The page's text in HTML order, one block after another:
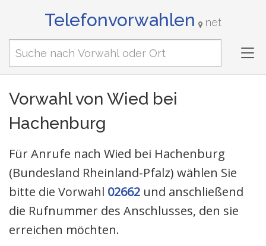
Telefonvorwahlen net
Vorwahl von Wied bei
Hachenburg
Für Anrufe nach Wied bei Hachenburg
(Bundesland Rheinland-Pfalz) wählen Sie
bitte die Vorwahl 02662 und anschließend
die Rufnummer des Anschlusses, den sie
erreichen möchten.